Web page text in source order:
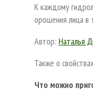
К каждому
орошения лица в
Автор: Наталья
Также о
Что можно